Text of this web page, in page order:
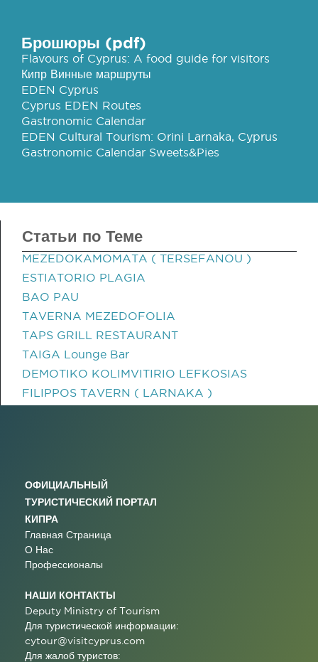
Брошюры (pdf)
Flavours of Cyprus: A food guide for visitors
Кипр Винные маршруты
EDEN Cyprus
Cyprus EDEN Routes
Gastronomic Calendar
EDEN Cultural Tourism: Orini Larnaka, Cyprus
Gastronomic Calendar Sweets&Pies
Статьи по Теме
MEZEDOKAMOMATA ( TERSEFANOU )
ESTIATORIO PLAGIA
BAO PAU
TAVERNA MEZEDOFOLIA
TAPS GRILL RESTAURANT
TAIGA Lounge Bar
DEMOTIKO KOLIMVITIRIO LEFKOSIAS
FILIPPOS TAVERN ( LARNAKA )
ОФИЦИАЛЬНЫЙ
ТУРИСТИЧЕСКИЙ ПОРТАЛ
КИПРА
Главная Страница
О Нас
Профессионалы
НАШИ КОНТАКТЫ
Deputy Ministry of Tourism
Для туристической информации:
cytour@visitcyprus.com
Для жалоб туристов: